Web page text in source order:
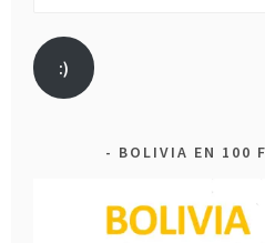
:)
BOLIVIA EN 100